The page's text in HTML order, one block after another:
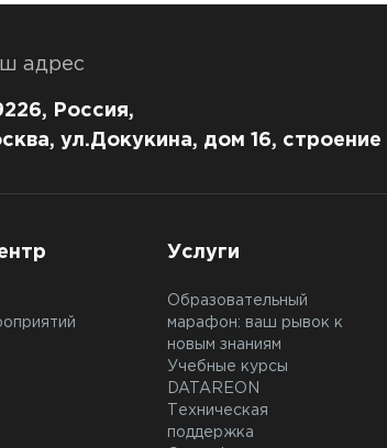
адрес
Россия,
ул.Докукина, дом 16, строение
Услуги
Образовательный
марафон: ваш рывок к
новым знаниям
Учебные курсы
DATAREON
Техническая
поддержка